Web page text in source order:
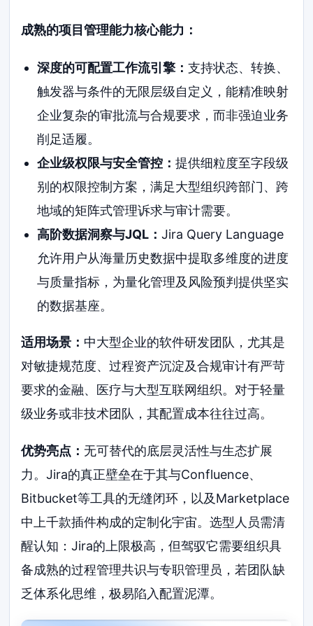
成熟的项目管理能力核心能力：
深度的可配置工作流引擎： 支持状态、转换、
触发器与条件的无限层级自定义，能精准映射
企业复杂的审批流与合规要求，而非强迫业务
削足适履。
企业级权限与安全管控： 提供细粒度至字段级
别的权限控制方案，满足大型组织跨部门、跨
地域的矩阵式管理诉求与审计需要。
高阶数据洞察与JQL： Jira Query Language
允许用户从海量历史数据中提取多维度的进度
与质量指标，为量化管理及风险预判提供坚实
的数据基座。
适用场景： 中大型企业的软件研发团队，尤其是
对敏捷规范度、过程资产沉淀及合规审计有严苛
要求的金融、医疗与大型互联网组织。对于轻量
级业务或非技术团队，其配置成本往往过高。
优势亮点： 无可替代的底层灵活性与生态扩展
力。Jira的真正壁垒在于其与Confluence、
Bitbucket等工具的无缝闭环，以及Marketplace
中上千款插件构成的定制化宇宙。选型人员需清
醒认知：Jira的上限极高，但驾驭它需要组织具
备成熟的过程管理共识与专职管理员，若团队缺
乏体系化思维，极易陷入配置泥潭。